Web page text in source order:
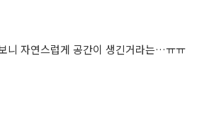
니 자연스럽게 공간이 생긴거라는…ㅠㅠ